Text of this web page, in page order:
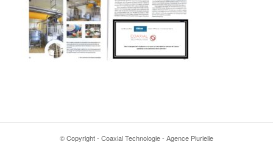
© Copyright - Coaxial Technologie - Agence Plurielle